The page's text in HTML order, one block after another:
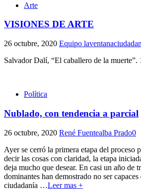
Arte
VISIONES DE ARTE
26 octubre, 2020 Equipo
Salvador Dalí, “El caballero de la muerte”.
Política
Nublado, con tendencia a parcial
26 octubre, 2020 René Fuentealba Prado0
Ayer se cerró la primera etapa del proceso
decir las cosas con claridad, la etapa
deja mucho que desear. En casi un año de
dominantes han demostrado no ser capaces
ciudadanía …Leer mas +